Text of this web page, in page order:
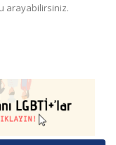
arayabilirsiniz.